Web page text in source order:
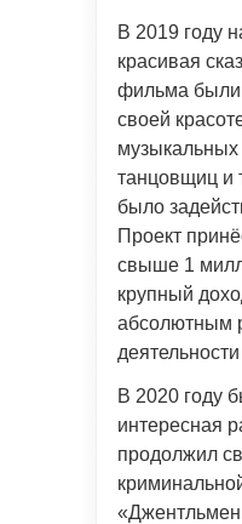
В 2019 году
красивая
фильма
своей
музыкальных
танцовщиц и
было
Проект
свыше 1
крупный
абсолютным
В 2020 году
интересная
продолжил